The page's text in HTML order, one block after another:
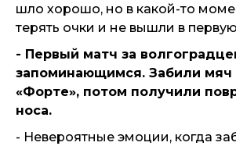
шло хорошо, но в какой-то
терять очки и не вышли в
- Первый матч за
запоминающимся. Забили мяч
«Форте», потом получили
носа.
- Невероятные эмоции, когда